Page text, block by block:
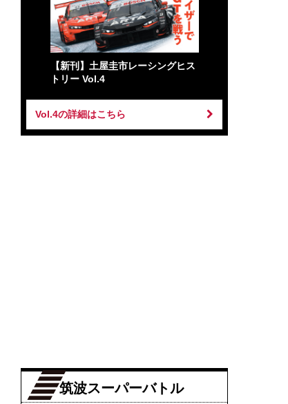
【新刊】土屋圭市レーシングヒス
トリー Vol.4
Vol.4の詳細はこちら
筑波スーパーバトル